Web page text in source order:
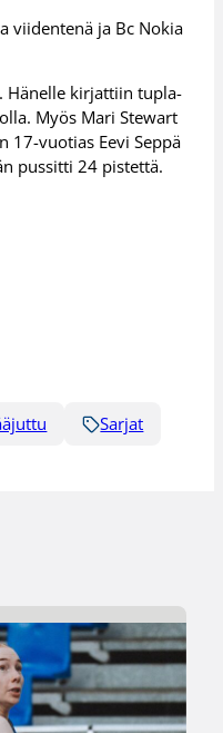
viidentenä ja Bc Nokia
Hänelle kirjattiin tupla-
Myös Mari Stewart
17-vuotias Eevi Seppä
pussitti 24 pistettä.
Sarjat